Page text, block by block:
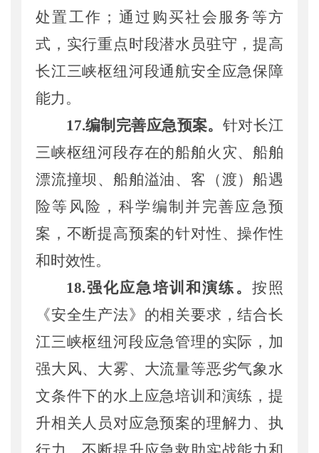
处置工作；通过购买社会服务等方
式，实行重点时段潜水员驻守，提高
长江三峡枢纽河段通航安全应急保障
能力。
17.编制完善应急预案。 针对长江
三峡枢纽河段存在的船舶火灾、船舶
漂流撞坝、船舶溢油、客（渡）船遇
险等 风险，科学编制 并完善应急预
案， 不断提高预案的针对性、操作性
和时效性。
18.强化应急培训和演练。 按照
《安全生产法》的相关要求，结合长
江三峡枢纽河段应急管理的实际， 加
强大风、大雾、大流量等恶劣气象水
文条件下的水上应急培训和演练，提
升相关人员对应急预案的理解力、执